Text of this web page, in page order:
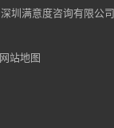
深圳满意度咨询有限公司
网站地图